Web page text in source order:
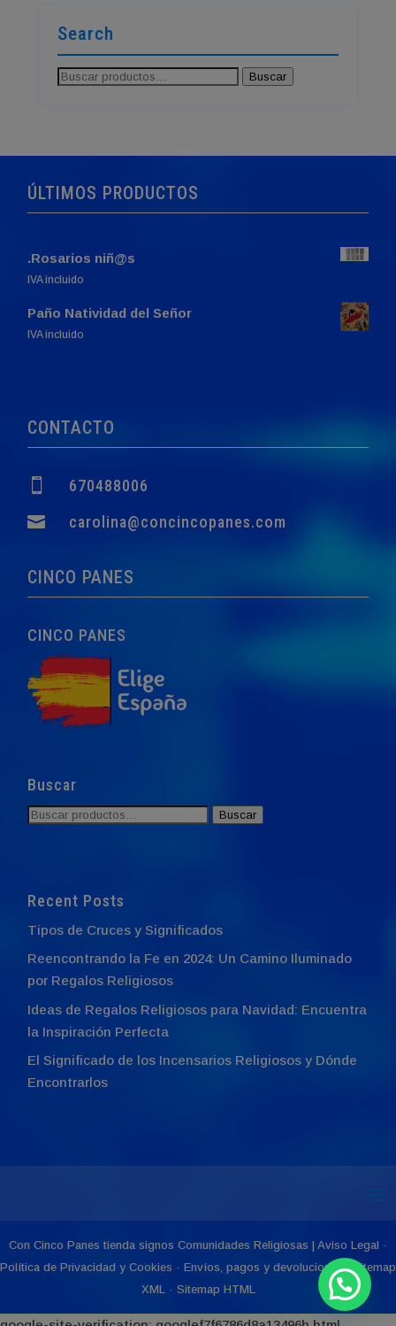
Search
Buscar
Buscar
ÚLTIMOS PRODUCTOS
.Rosarios niñ@s
IVA incluido
Paño Natividad del Señor
El
760,00€.
El
749,00€.
IVA incluido
CONTACTO
 670488006
 carolina@concincopanes.com
CINCO PANES
CINCO PANES
Buscar
Buscar
Buscar
Recent Posts
Tipos de Cruces y Significados
Reencontrando la Fe en 2024: Un Camino Iluminado
por Regalos Religiosos
Ideas de Regalos Religiosos para Navidad: Encuentra
la Inspiración Perfecta
El Significado de los Incensarios Religiosos y Dónde
Encontrarlos
Con Cinco Panes tienda signos Comunidades Religiosas | Aviso Legal ·
Política de Privacidad y Cookies · Envíos, pagos y devoluciones| Sitemap
XML · Sitemap HTML